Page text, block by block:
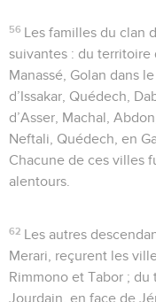
56 Les familles du clan
suivantes : du
Manassé, Golan dans
d’Issakar, Quédech,
d’Asser, Machal,
Neftali, Quédech, en
Chacune de ces villes
alentours.
62 Les autres
Merari, reçurent les
Rimmono et Tabor ; du
Jourdain, en face de